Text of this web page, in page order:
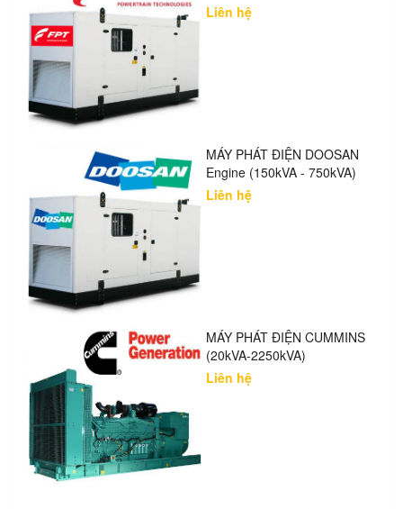
Liên hệ
MÁY PHÁT ĐIỆN DOOSAN
Engine (150kVA - 750kVA)
Liên hệ
MÁY PHÁT ĐIỆN CUMMINS
(20kVA-2250kVA)
Liên hệ